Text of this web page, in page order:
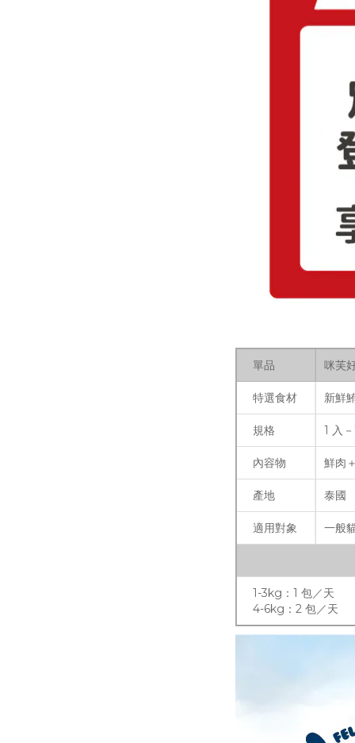
單品 咪芙
特選食材 新鮮
規格 1 入
內容物 鮮肉
產地 泰國
適用對象 一般
1-3kg：1 包／天
4-6kg：2 包／天